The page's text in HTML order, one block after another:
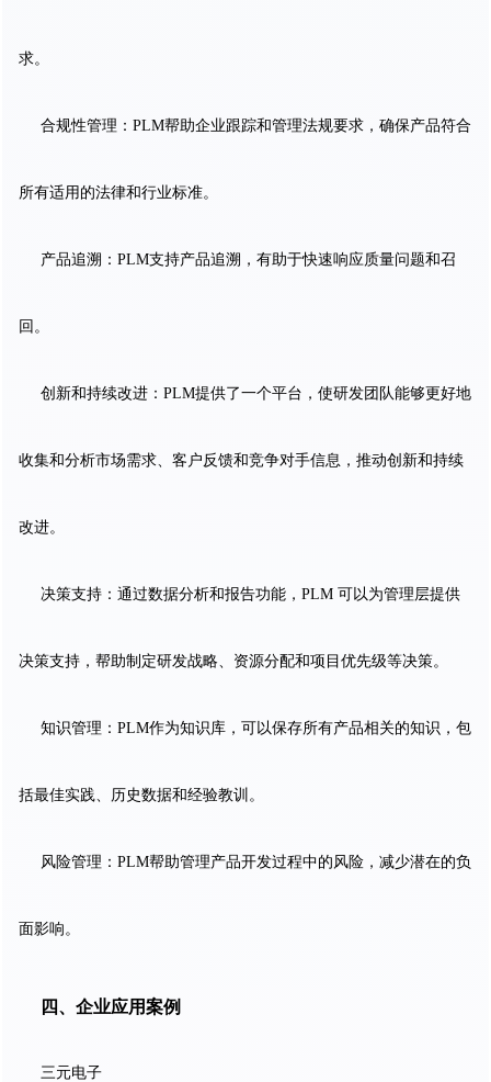
求。
合规性管理：PLM帮助企业跟踪和管理法规要求，确保产品符合
所有适用的法律和行业标准。
产品追溯：PLM支持产品追溯，有助于快速响应质量问题和召
回。
创新和持续改进：PLM提供了一个平台，使研发团队能够更好地
收集和分析市场需求、客户反馈和竞争对手信息，推动创新和持续
改进。
决策支持：通过数据分析和报告功能，PLM 可以为管理层提供
决策支持，帮助制定研发战略、资源分配和项目优先级等决策。
知识管理：PLM作为知识库，可以保存所有产品相关的知识，包
括最佳实践、历史数据和经验教训。
风险管理：PLM帮助管理产品开发过程中的风险，减少潜在的负
面影响。
四、企业应用案例
三元电子